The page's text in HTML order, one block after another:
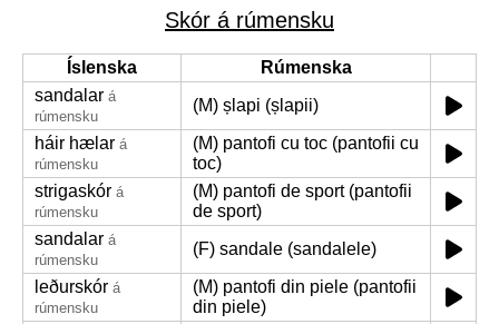
Skór á rúmensku
Íslenska
Rúmenska
sandalar á
rúmensku
(M) șlapi (șlapii)
háir hælar á
rúmensku
(M) pantofi cu toc (pantofii cu
toc)
strigaskór á
rúmensku
(M) pantofi de sport (pantofii
de sport)
sandalar á
rúmensku
(F) sandale (sandalele)
leðurskór á
rúmensku
(M) pantofi din piele (pantofii
din piele)